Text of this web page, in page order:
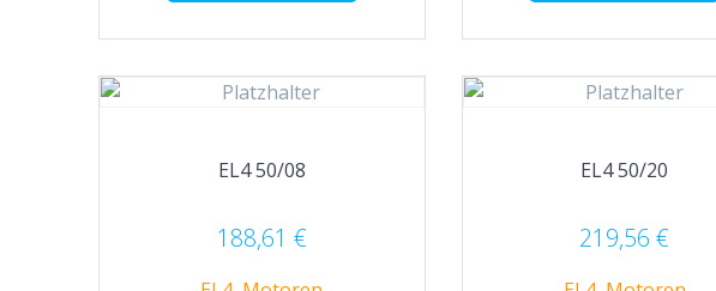
EL4 50/08
188,61 €
EL4 50/20
219,56€